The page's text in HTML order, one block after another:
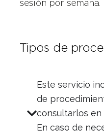
sesión por semana.
Tipos de
Este servicio
de
consultarlos
En caso de